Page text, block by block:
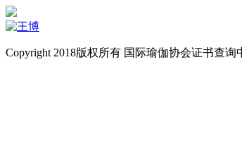
Copyright 2018版权所有 国际瑜伽协会证书查询